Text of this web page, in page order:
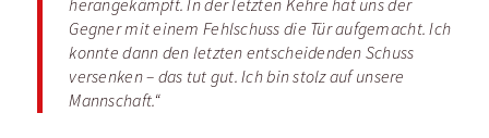
herangekämpft. In der letzten Kehre hat uns der
Gegner mit einem Fehlschuss die Tür aufgemacht. Ich
konnte dann den letzten entscheidenden Schuss
versenken – das tut gut. Ich bin stolz auf unsere
Mannschaft.“